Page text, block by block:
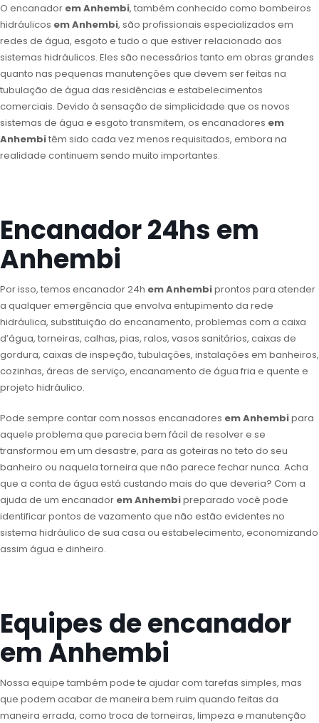
O encanador em Anhembi, também conhecido como bombeiros
hidráulicos em Anhembi, são profissionais especializados em
redes de água, esgoto e tudo o que estiver relacionado aos
sistemas hidráulicos. Eles são necessários tanto em obras grandes
quanto nas pequenas manutenções que devem ser feitas na
tubulação de água das residências e estabelecimentos
comerciais. Devido à sensação de simplicidade que os novos
sistemas de água e esgoto transmitem, os encanadores em
Anhembitêm sido cada vez menos requisitados, embora na
realidade continuem sendo muito importantes.
Encanador 24hs em
Anhembi
Por isso, temos encanador 24h em Anhembiprontos para atender
a qualquer emergência que envolva entupimento da rede
hidráulica, substituição do encanamento, problemas com a caixa
d’água, torneiras, calhas, pias, ralos, vasos sanitários, caixas de
gordura, caixas de inspeção, tubulações, instalações em banheiros,
cozinhas, áreas de serviço, encanamento de água fria e quente e
projeto hidráulico.
Pode sempre contar com nossos encanadores em Anhembipara
aquele problema que parecia bem fácil de resolver e se
transformou em um desastre, para as goteiras no teto do seu
banheiro ou naquela torneira que não parece fechar nunca. Acha
que a conta de água está custando mais do que deveria? Com a
ajuda de um encanador em Anhembipreparado você pode
identificar pontos de vazamento que não estão evidentes no
sistema hidráulico de sua casa ou estabelecimento, economizando
assim água e dinheiro.
Equipes de encanador
em Anhembi
Nossa equipe também pode te ajudar com tarefas simples, mas
que podem acabar de maneira bem ruim quando feitas da
maneira errada, como troca de torneiras, limpeza e manutenção